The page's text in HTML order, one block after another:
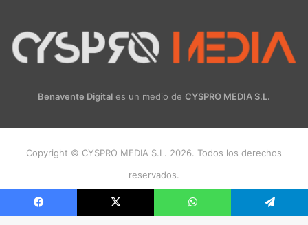
Benavente Digital es un medio de CYSPRO MEDIA S.L.
Copyright © CYSPRO MEDIA S.L. 2026. Todos los derechos
reservados.
Instagram
Facebook X WhatsApp Telegram